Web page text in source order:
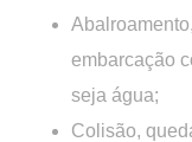
embarcação
seja água;
Colisão,